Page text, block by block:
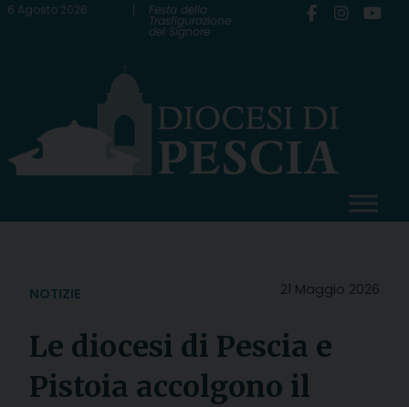
Skip
6 Agosto 2026 Festa della
Trasfigurazione
del Signore
21 Maggio 2026
NOTIZIE
Le diocesi di Pescia e
Pistoia accolgono il